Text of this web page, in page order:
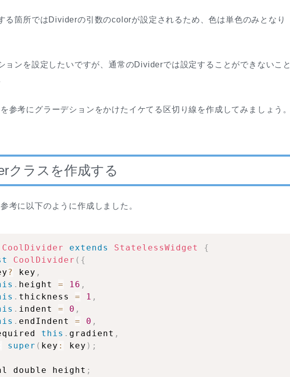
る箇所ではDividerの引数のcolorが設定されるため、色は単色のみとなり
ョンを設定したいですが、通常のDividerでは設定することができないこと
参考にグラーデションをかけたイケてる区切り線を作成してみましょう。
クラスを作成する
考に以下のように作成しました。
CoolDivider extends StatelessWidget
{
CoolDivider ( {
? key ,
. height = 16 ,
. thickness = 1 ,
. indent = 0 ,
. endIndent = 0 ,
this . gradient ,
super ( key : key ) ;
double height
;